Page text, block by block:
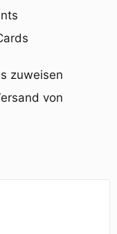
zuweisen
von